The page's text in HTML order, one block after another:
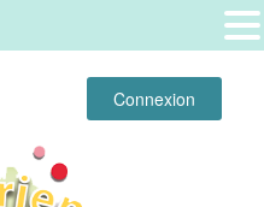
Connexion